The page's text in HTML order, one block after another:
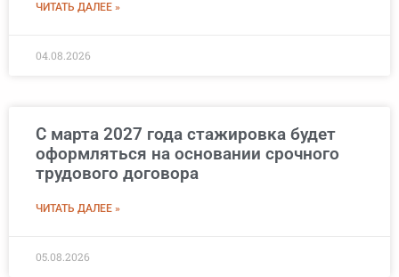
ЧИТАТЬ ДАЛЕЕ »
04.08.2026
С марта 2027 года стажировка будет
оформляться на основании срочного
трудового договора
ЧИТАТЬ ДАЛЕЕ »
05.08.2026